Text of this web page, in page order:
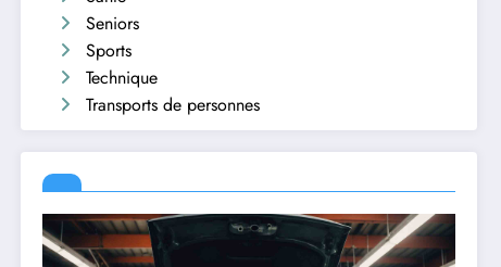
Seniors
Sports
Technique
Transports de personnes